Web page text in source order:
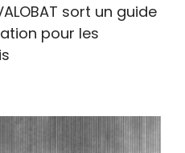
sort un guide
pour les